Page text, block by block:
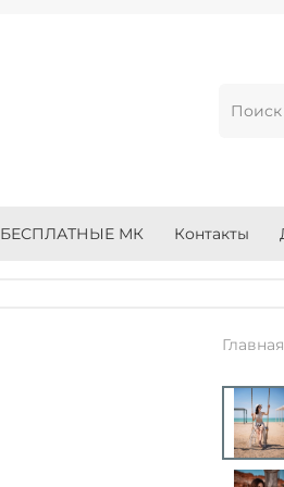
БЕСПЛАТНЫЕ МК Контакты
Главная